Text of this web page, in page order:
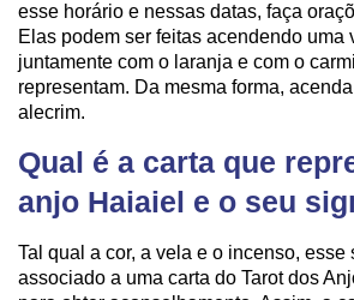
esse horário e nessas datas, faça
Elas podem ser feitas acendendo uma
juntamente com o laranja e com o
representam. Da mesma forma,
alecrim.
Qual é a carta que
anjo Haiaiel e o seu
Tal qual a cor, a vela e o incenso, esse
associado a uma carta do Tarot dos